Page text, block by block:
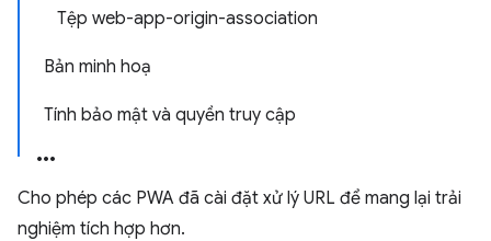
Tệp web-app-origin-association
Bản minh hoạ
Tính bảo mật và quyền truy cập
Cho phép các PWA đã cài đặt xử lý URL để mang lại trải
nghiệm tích hợp hơn.